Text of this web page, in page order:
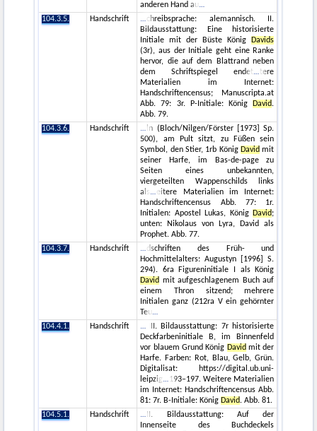
anderen Hand au
104.3.5.
Handschrift
chreibsprache: alemannisch. II.
Bildausstattung: Eine historisierte
Initiale mit der Büste König
Davids
(3r), aus der Initiale geht eine Ranke
hervor, die auf dem Blattrand neben
dem Schriftspiegel endet
tere
Materialien im Internet:
Handschriftencensus; Manuscripta.at
Abb. 79: 3r. P-Initiale: König
David.
Abb. 79.
104.3.6.
Handschrift
ln (Bloch/Nilgen/Förster [1973] Sp.
500), am Pult sitzt, zu Füßen sein
Symbol, den Stier, 1rb König David mit
seiner Harfe, im Bas-de-page zu
Seiten eines unbekannten,
viergeteilten Wappenschilds links
als
eitere Materialien im Internet:
Handschriftencensus Abb. 77: 1r.
Initialen: Apostel Lukas, König David;
unten: Nikolaus von Lyra, David als
Prophet. Abb. 77.
104.3.7.
Handschrift
dschriften des Früh- und
Hochmittelalters: Augustyn [1996] S.
294). 6ra Figureninitiale I als König
David mit aufgeschlagenem Buch auf
einem Thron sitzend; mehrere
Initialen ganz (212ra V ein gehörnter
Teu
104.4.1.
Handschrift
II. Bildausstattung: 7r historisierte
Deckfarbeninitiale B, im Binnenfeld
vor blauem Grund König David mit der
Harfe. Farben: Rot, Blau, Gelb, Grün.
Digitalisat: https://digital.ub.uni-
leipzig
193–197. Weitere Materialien
im Internet: Handschriftencensus Abb.
81: 7r. B-Initiale: König David. Abb. 81.
104.5.1.
Handschrift
II. Bildausstattung: Auf der
Innenseite des Buchdeckels